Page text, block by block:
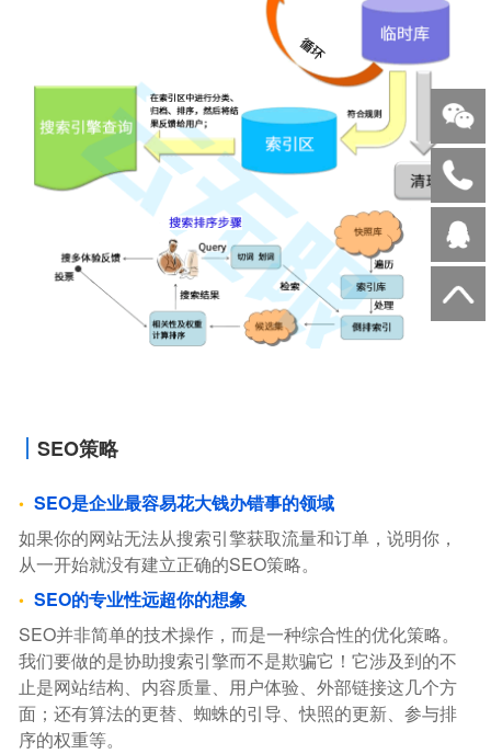
SEO策略
SEO是企业最容易花大钱办错事的领域
如果你的网站无法从搜索引擎获取流量和订单，说明你，
从一开始就没有建立正确的SEO策略。
SEO的专业性远超你的想象
SEO并非简单的技术操作，而是一种综合性的优化策略。
我们要做的是协助搜索引擎而不是欺骗它！它涉及到的不
止是网站结构、内容质量、用户体验、外部链接这几个方
面；还有算法的更替、蜘蛛的引导、快照的更新、参与排
序的权重等。